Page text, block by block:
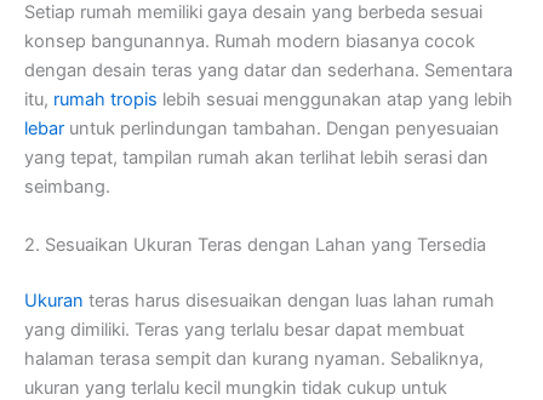
Setiap rumah memiliki gaya desain yang berbeda sesuai
konsep bangunannya. Rumah modern biasanya cocok
dengan desain teras yang datar dan sederhana. Sementara
itu, rumah tropis lebih sesuai menggunakan atap yang lebih
lebar untuk perlindungan tambahan. Dengan penyesuaian
yang tepat, tampilan rumah akan terlihat lebih serasi dan
seimbang.
2. Sesuaikan Ukuran Teras dengan Lahan yang Tersedia
Ukuran teras harus disesuaikan dengan luas lahan rumah
yang dimiliki. Teras yang terlalu besar dapat membuat
halaman terasa sempit dan kurang nyaman. Sebaliknya,
ukuran yang terlalu kecil mungkin tidak cukup untuk